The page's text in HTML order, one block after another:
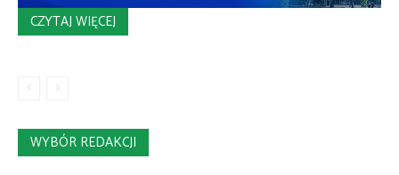
CZYTAJ WIĘCEJ
WYBÓR REDAKCJI